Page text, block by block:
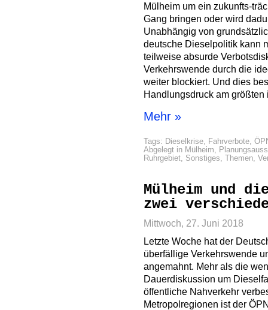
Mülheim um ein zukunfts-
Gang bringen oder wird
Unabhängig von
deutsche Dieselpolitik kann
teilweise absurde
Verkehrswende durch die
weiter blockiert. Und dies
Handlungsdruck am größten
Mehr »
Tags: Dieselkrise, Fahrverbote,
Abgelegt in Mülheim,
Ruhrgebiet, Sonstiges, Themen,
Mülheim und
zwei
Mittwoch, 27. Juni 2018
Letzte Woche hat der
überfällige Verkehrswende
angemahnt. Mehr als die
Dauerdiskussion um
öffentliche Nahverkehr
Metropolregionen ist der